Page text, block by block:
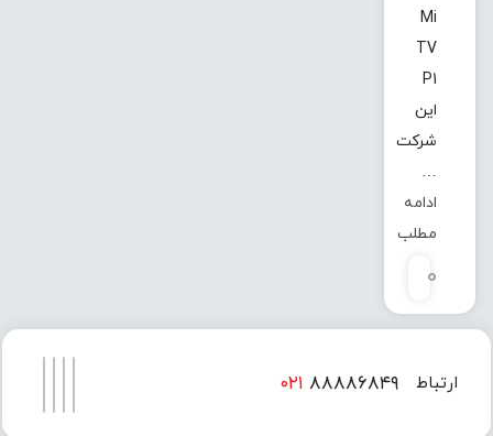
Mi
TV
P1
این
شرکت
…
ادامه
مطلب
0
ارتباط ۰۲۱ ۸۸۸۸۶۸۴۹